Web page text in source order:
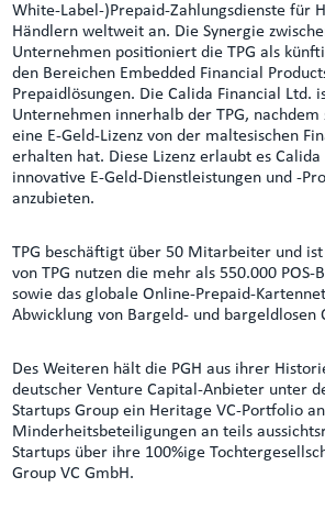
White-Label-)Prepaid-Zahlungsdienste für
Händlern weltweit an. Die Synergie
Unternehmen positioniert die TPG als
den Bereichen Embedded Financial
Prepaidlösungen. Die Calida Financial Ltd.
Unternehmen innerhalb der TPG, nachdem
eine E-Geld-Lizenz von der maltesischen
erhalten hat. Diese Lizenz erlaubt es Calida
innovative E-Geld-Dienstleistungen und -
anzubieten.
TPG beschäftigt über 50 Mitarbeiter und
von TPG nutzen die mehr als 550.000 POS-
sowie das globale Online-Prepaid-
Abwicklung von Bargeld- und bargeldlosen
Des Weiteren hält die PGH aus ihrer
deutscher Venture Capital-Anbieter unter
Startups Group ein Heritage VC-Portfolio an
Minderheitsbeteiligungen an teils
Startups über ihre 100%ige
Group VC GmbH.